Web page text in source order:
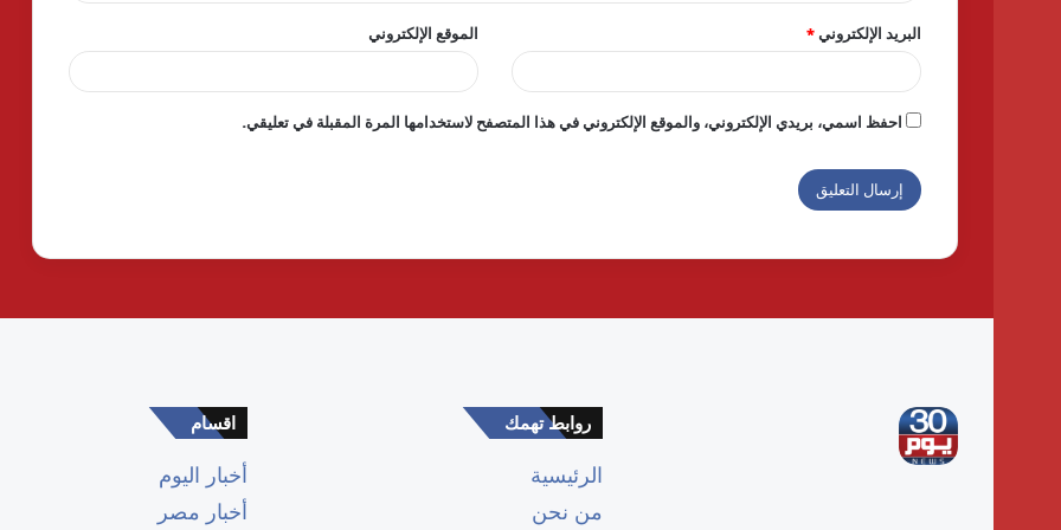
البريد الإلكتروني* الموقع الإلكتروني
احفظ اسمي، بريدي الإلكتروني، والموقع الإلكتروني في هذا المتصفح لاستخدامها المرة المقبلة في تعليقي.
روابط تهمك
الرئيسية
من نحن
اقسام
أخبار اليوم
أخبار مصر